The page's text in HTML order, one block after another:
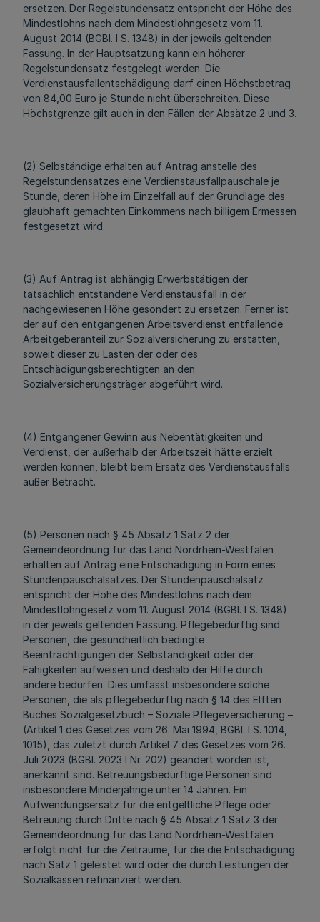
ersetzen. Der Regelstundensatz entspricht der Höhe des
Mindestlohns nach dem Mindestlohngesetz vom 11.
August 2014 (BGBl. I S. 1348) in der jeweils geltenden
Fassung. In der Hauptsatzung kann ein höherer
Regelstundensatz festgelegt werden. Die
Verdienstausfallentschädigung darf einen Höchstbetrag
von 84,00 Euro je Stunde nicht überschreiten. Diese
Höchstgrenze gilt auch in den Fällen der Absätze 2 und 3.
(2) Selbständige erhalten auf Antrag anstelle des
Regelstundensatzes eine Verdienstausfallpauschale je
Stunde, deren Höhe im Einzelfall auf der Grundlage des
glaubhaft gemachten Einkommens nach billigem Ermessen
festgesetzt wird.
(3) Auf Antrag ist abhängig Erwerbstätigen der
tatsächlich entstandene Verdienstausfall in der
nachgewiesenen Höhe gesondert zu ersetzen. Ferner ist
der auf den entgangenen Arbeitsverdienst entfallende
Arbeitgeberanteil zur Sozialversicherung zu erstatten,
soweit dieser zu Lasten der oder des
Entschädigungsberechtigten an den
Sozialversicherungsträger abgeführt wird.
(4) Entgangener Gewinn aus Nebentätigkeiten und
Verdienst, der außerhalb der Arbeitszeit hätte erzielt
werden können, bleibt beim Ersatz des Verdienstausfalls
außer Betracht.
(5) Personen nach § 45 Absatz 1 Satz 2 der
Gemeindeordnung für das Land Nordrhein-Westfalen
erhalten auf Antrag eine Entschädigung in Form eines
Stundenpauschalsatzes. Der Stundenpauschalsatz
entspricht der Höhe des Mindestlohns nach dem
Mindestlohngesetz vom 11. August 2014 (BGBl. I S. 1348)
in der jeweils geltenden Fassung. Pflegebedürftig sind
Personen, die gesundheitlich bedingte
Beeinträchtigungen der Selbständigkeit oder der
Fähigkeiten aufweisen und deshalb der Hilfe durch
andere bedürfen. Dies umfasst insbesondere solche
Personen, die als pflegebedürftig nach § 14 des Elften
Buches Sozialgesetzbuch – Soziale Pflegeversicherung –
(Artikel 1 des Gesetzes vom 26. Mai 1994, BGBl. I S. 1014,
1015), das zuletzt durch Artikel 7 des Gesetzes vom 26.
Juli 2023 (BGBl. 2023 I Nr. 202) geändert worden ist,
anerkannt sind. Betreuungsbedürftige Personen sind
insbesondere Minderjährige unter 14 Jahren. Ein
Aufwendungsersatz für die entgeltliche Pflege oder
Betreuung durch Dritte nach § 45 Absatz 1 Satz 3 der
Gemeindeordnung für das Land Nordrhein-Westfalen
erfolgt nicht für die Zeiträume, für die die Entschädigung
nach Satz 1 geleistet wird oder die durch Leistungen der
Sozialkassen refinanziert werden.